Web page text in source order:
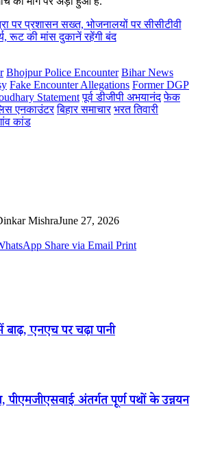
पर प्रशासन सख्त, भोजनालयों पर सीसीटीवी
रूट की मांस दुकानें रहेंगी बंद
Bhojpur Police Encounter Bihar News
Fake Encounter Allegations Former DGP
Statement पूर्व डीजीपी अभयानंद फेक
एनकाउंटर बिहार समाचार भरत तिवारी
कांड
MishraJune 27, 2026
Share via Email Print
एनएच पर चढ़ा पानी
पीएमजीएसवाई अंतर्गत पूर्ण पथों के उन्नयन